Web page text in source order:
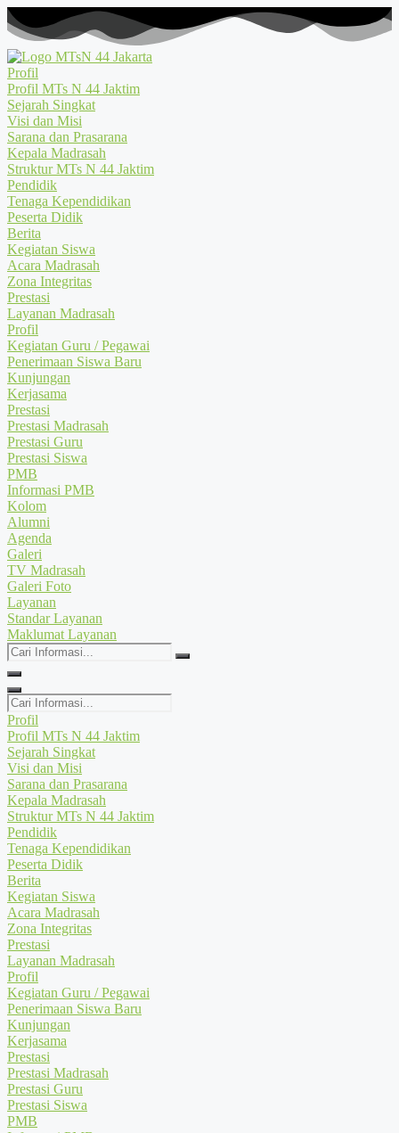
Profil
Profil MTs N 44 Jaktim
Sejarah Singkat
Visi dan Misi
Sarana dan Prasarana
Kepala Madrasah
Struktur MTs N 44 Jaktim
Pendidik
Tenaga Kependidikan
Peserta Didik
Berita
Kegiatan Siswa
Acara Madrasah
Zona Integritas
Prestasi
Layanan Madrasah
Profil
Kegiatan Guru / Pegawai
Penerimaan Siswa Baru
Kunjungan
Kerjasama
Prestasi
Prestasi Madrasah
Prestasi Guru
Prestasi Siswa
PMB
Informasi PMB
Kolom
Alumni
Agenda
Galeri
TV Madrasah
Galeri Foto
Layanan
Standar Layanan
Maklumat Layanan
Cari
Informasi...
Cari
Informasi...
Profil
Profil MTs N 44 Jaktim
Sejarah Singkat
Visi dan Misi
Sarana dan Prasarana
Kepala Madrasah
Struktur MTs N 44 Jaktim
Pendidik
Tenaga Kependidikan
Peserta Didik
Berita
Kegiatan Siswa
Acara Madrasah
Zona Integritas
Prestasi
Layanan Madrasah
Profil
Kegiatan Guru / Pegawai
Penerimaan Siswa Baru
Kunjungan
Kerjasama
Prestasi
Prestasi Madrasah
Prestasi Guru
Prestasi Siswa
PMB